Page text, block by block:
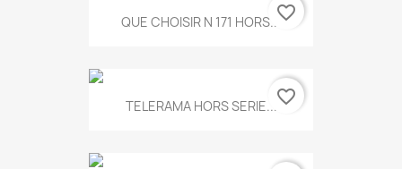
QUE CHOISIR N 171 HORS...favorite_border
TELERAMA HORS SERIE...favorite_border